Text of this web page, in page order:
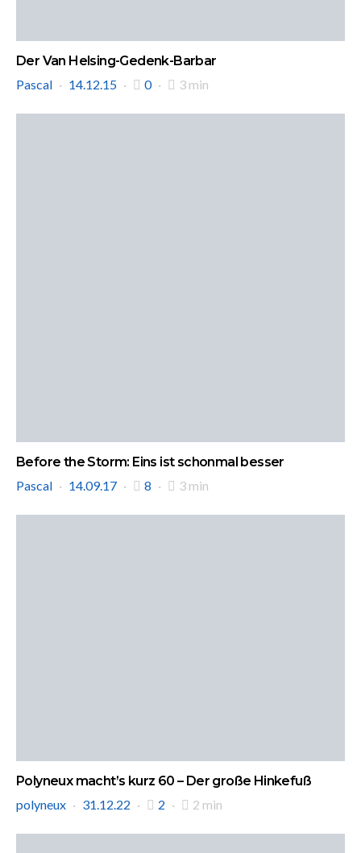
Der Van Helsing-Gedenk-Barbar
Pascal
14.12.15 0 3 min
Before the Storm: Eins ist schonmal besser
Pascal
14.09.17 8 3 min
Polyneux macht’s kurz 60 – Der große Hinkefuß
polyneux
31.12.22 2 2 min